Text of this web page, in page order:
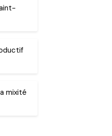
mixité